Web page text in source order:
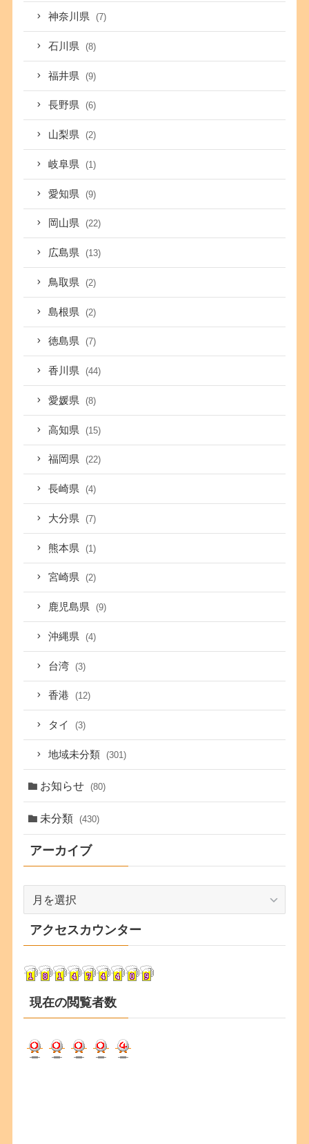
神奈川県 (7)
石川県 (8)
福井県 (9)
長野県 (6)
山梨県 (2)
岐阜県 (1)
愛知県 (9)
岡山県 (22)
広島県 (13)
鳥取県 (2)
島根県 (2)
徳島県 (7)
香川県 (44)
愛媛県 (8)
高知県 (15)
福岡県 (22)
長崎県 (4)
大分県 (7)
熊本県 (1)
宮崎県 (2)
鹿児島県 (9)
沖縄県 (4)
台湾 (3)
香港 (12)
タイ (3)
地域未分類 (301)
お知らせ (80)
未分類 (430)
アーカイブ
カ
イ
アクセスカウンター
現在の閲覧者数